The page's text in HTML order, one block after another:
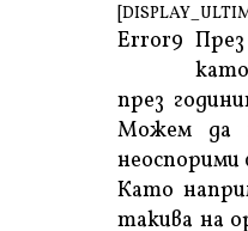
Error9
през
Можем да
Като
такива на